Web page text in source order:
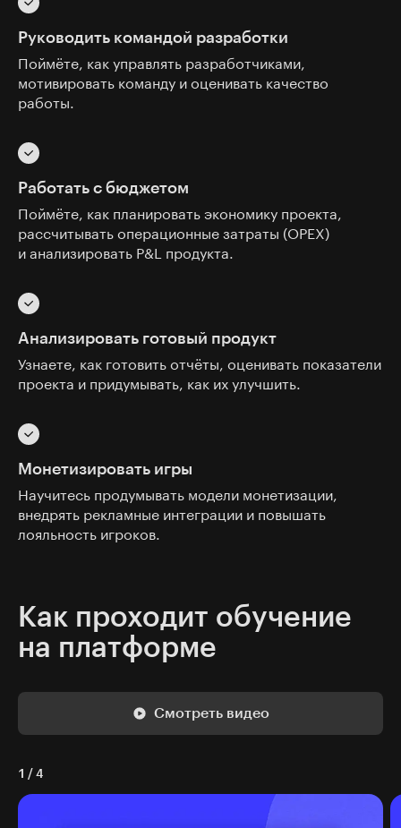
Руководить командой разработки
Поймёте, как управлять разработчиками,
мотивировать команду и оценивать качество
работы.
Работать с бюджетом
Поймёте, как планировать экономику проекта,
рассчитывать операционные затраты (ОРЕХ)
и анализировать P&L продукта.
Анализировать готовый продукт
Узнаете, как готовить отчёты, оценивать показатели
проекта и придумывать, как их улучшить.
Монетизировать игры
Научитесь продумывать модели монетизации,
внедрять рекламные интеграции и повышать
лояльность игроков.
Как проходит обучение
на платформе
Смотреть видео
1 / 4